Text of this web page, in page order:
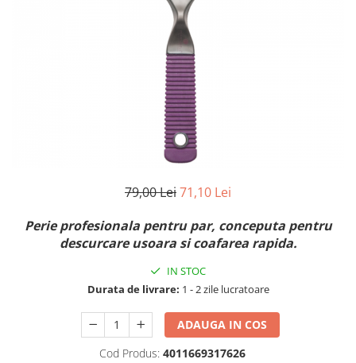
Gel pentru sprancene
ACCESORII
Palete Contouring
79,00 Lei71,10 Lei
Perie profesionala pentru par, conceputa pentru
descurcare usoara si coafarea rapida.
IN STOC
Durata de livrare: 1 - 2 zile lucratoare
ADAUGA IN COS
Cod Produs: 4011669317626